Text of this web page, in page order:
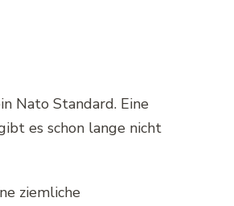
Nato Standard. Eine
es schon lange nicht
ziemliche